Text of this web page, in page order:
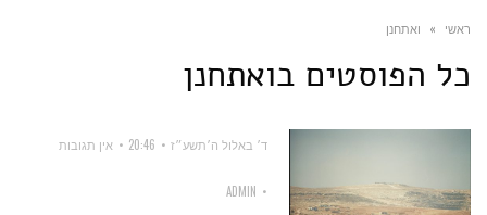
ראשי » ואתחנן
כל הפוסטים בואתחנן
ד׳ באלול ה׳תשע״ז 20:46 אין תגובות
ADMIN